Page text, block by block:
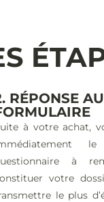
RÉPONSE AU
à votre achat,
à
votre
le plus